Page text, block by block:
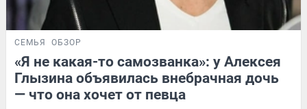
СЕМЬЯ ОБЗОР
«Я не какая-то самозванка»: у Алексея
Глызина объявилась внебрачная дочь
— что она хочет от певца